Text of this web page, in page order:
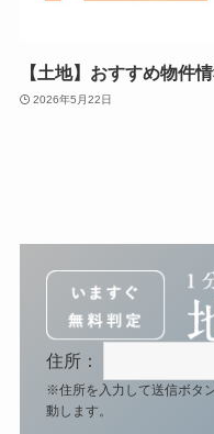
【土地】おすすめ物件
2026年5月22日
住所：
※住所を入力して送信ボタ
動します。